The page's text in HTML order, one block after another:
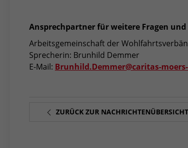
Ansprechpartner für weitere Fragen
Arbeitsgemeinschaft der
Sprecherin: Brunhild Demmer
E-Mail: Brunhild.Demmer@caritas-
ZURÜCK ZUR NACHRICHTENÜBERSICHT